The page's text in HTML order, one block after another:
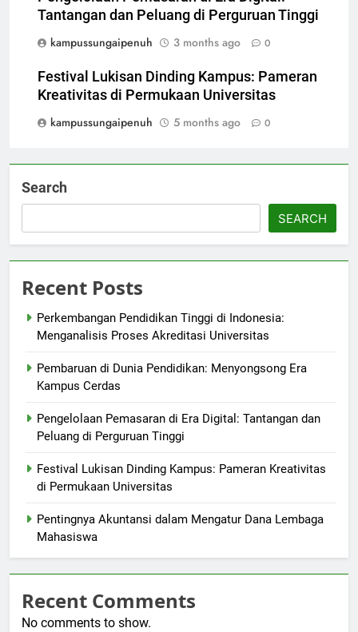
Tantangan dan Peluang di Perguruan Tinggi
kampussungaipenuh
3 months ago 0
Festival Lukisan Dinding Kampus: Pameran
Kreativitas di Permukaan Universitas
kampussungaipenuh
5 months ago 0
Search
SEARCH
Recent Posts
Perkembangan Pendidikan Tinggi di Indonesia:
Menganalisis Proses Akreditasi Universitas
Pembaruan di Dunia Pendidikan: Menyongsong Era
Kampus Cerdas
Pengelolaan Pemasaran di Era Digital: Tantangan dan
Peluang di Perguruan Tinggi
Festival Lukisan Dinding Kampus: Pameran Kreativitas
di Permukaan Universitas
Pentingnya Akuntansi dalam Mengatur Dana Lembaga
Mahasiswa
Recent Comments
No comments to show.